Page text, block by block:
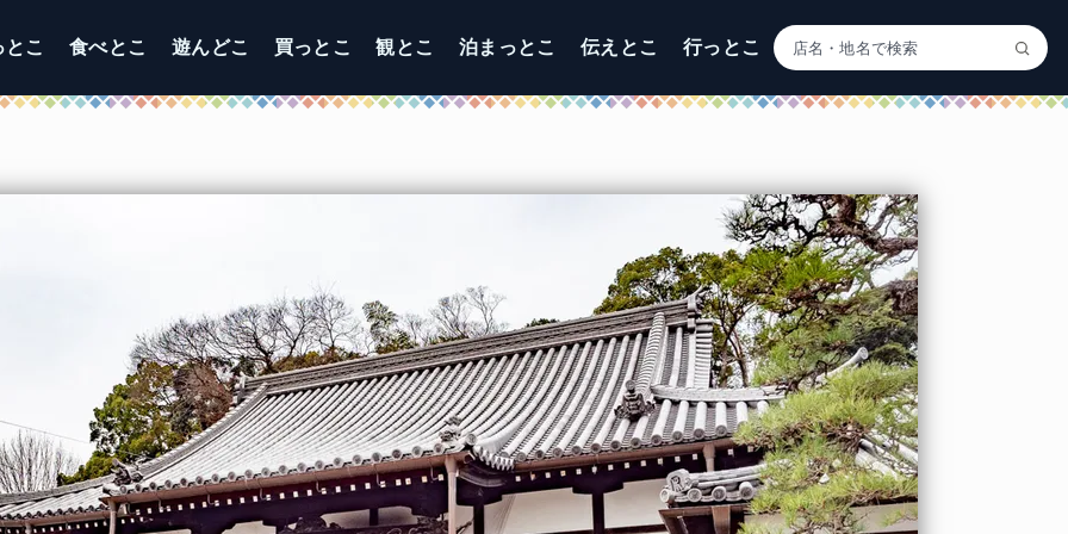
こ 食べとこ 遊んどこ 買っとこ 観とこ 泊まっとこ 伝えとこ 行っとこ